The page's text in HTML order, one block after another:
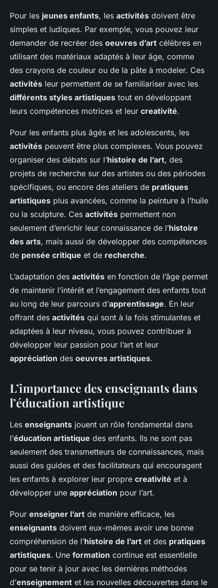
Pour les jeunes enfants, les activités doivent être
simples et ludiques. Par exemple, vous pouvez leur
demander de recréer des oeuvres d’art célèbres en
utilisant des matériaux adaptés à leur âge, comme
des crayons de couleur ou de la pâte à modeler. Ces
activités leur permettent de se familiariser avec les
différents styles artistiques tout en développant
leurs compétences motrices et leur creativité.
Pour les enfants plus âgés et les adolescents, les
activités peuvent être plus complexes. Vous pouvez
organiser des débats sur l’histoire de l’art, des
projets de recherche sur des artistes ou des périodes
spécifiques, ou encore des ateliers de pratiques
artistiques plus avancées, comme la peinture à l’huile
ou la sculpture. Ces activités permettent non
seulement d’enrichir leur connaissance de l’histoire
des arts, mais aussi de développer des compétences
de pensée critique et de recherche.
L’adaptation des activités en fonction de l’âge permet
de maintenir l’intérêt et l’engagement des enfants tout
au long de leur parcours d’apprentissage. En leur
offrant des activités qui sont à la fois stimulantes et
adaptées à leur niveau, vous pouvez contribuer à
développer leur passion pour l’art et leur
appréciation des oeuvres artistiques.
L’importance des enseignants dans
l’éducation artistique
Les enseignants jouent un rôle fondamental dans
l’éducation artistique des enfants. Ils ne sont pas
seulement des transmetteurs de connaissances, mais
aussi des guides et des facilitateurs qui encouragent
les enfants à explorer leur propre creativité et à
développer une appréciation pour l’art.
Pour enseigner l’art de manière efficace, les
enseignants doivent eux-mêmes avoir une bonne
compréhension de l’histoire de l’art et des pratiques
artistiques. Une formation continue est essentielle
pour se tenir à jour avec les dernières méthodes
d’enseignement et les nouvelles découvertes dans le